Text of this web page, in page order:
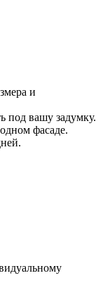
и
под вашу задумку.
фасаде.